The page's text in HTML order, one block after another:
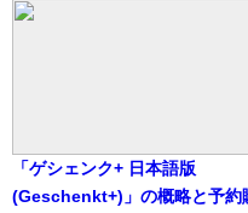
「ゲシェンク+ 日本語版
(Geschenkt+)」の概略と予約